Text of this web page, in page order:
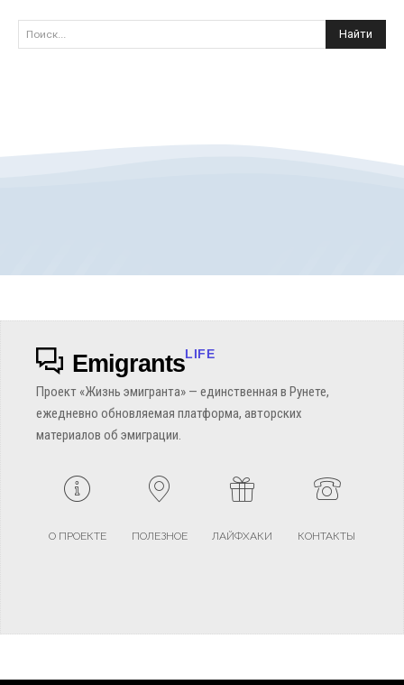
Поиск... Найти
EmigrantsLIFE
Проект «Жизнь эмигранта» — единственная в Рунете,
ежедневно обновляемая платформа, авторских
материалов об эмиграции.
О ПРОЕКТЕ ПОЛЕЗНОЕ ЛАЙФХАКИ КОНТАКТЫ